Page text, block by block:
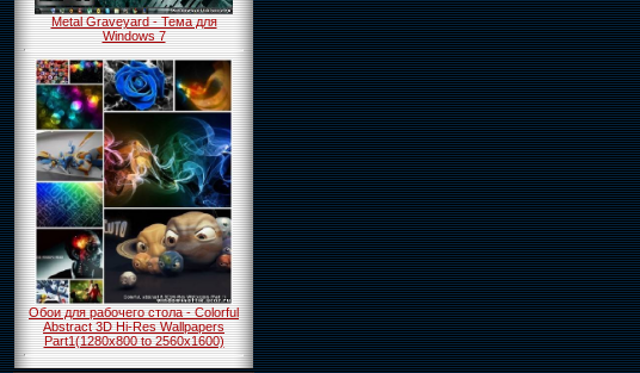
Metal Graveyard - Тема для
Windows 7
Обои для рабочего стола - Colorful
Abstract 3D Hi-Res Wallpapers
Part1(1280x800 to 2560x1600)